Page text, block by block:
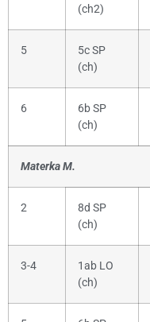
(ch2)
5
5c SP
(ch)
6
6b SP
(ch)
Materka M.
2
8d SP
(ch)
3-4
1ab LO
(ch)